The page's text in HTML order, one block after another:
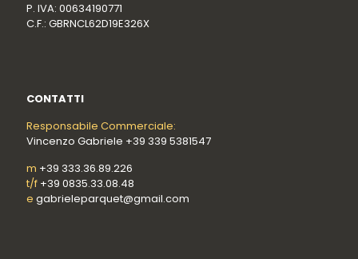
P. IVA: 00634190771
C.F.: GBRNCL62D19E326X
CONTATTI
Responsabile Commerciale:
Vincenzo Gabriele +39 339 5381547
m +39 333.36.89.226
t/f +39 0835.33.08.48
e gabrieleparquet@gmail.com